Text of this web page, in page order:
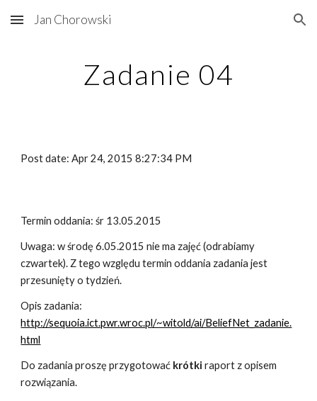
Skip to main content Skip to navigation
Jan Chorowski
Zadanie 04
Post date: Apr 24, 2015 8:27:34 PM
Termin oddania: śr 13.05.2015
Uwaga: w środę 6.05.2015 nie ma zajęć (odrabiamy
czwartek). Z tego względu termin oddania zadania jest
przesunięty o tydzień.
http://sequoia.ict.pwr.wroc.pl/~witold/ai/BeliefNet_zadanie.
html
Do zadania proszę przygotować krótki raport z opisem
rozwiązania.